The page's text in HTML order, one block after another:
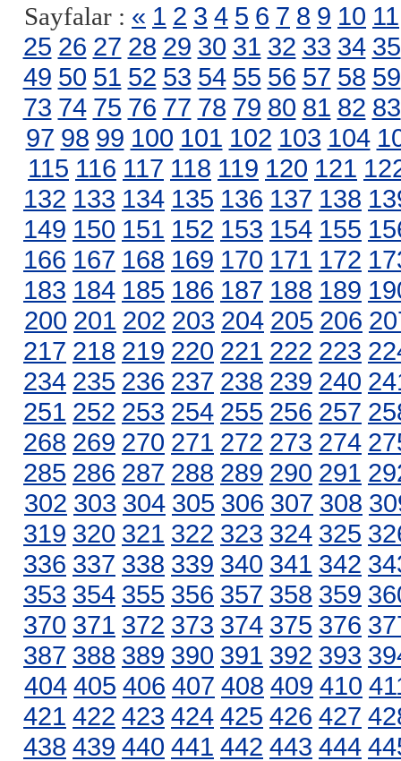
Sayfalar : « 1 2 3 4 5 6 7 8 9 10 11
25 26 27 28 29 30 31 32 33 34 35
49 50 51 52 53 54 55 56 57 58 59
73 74 75 76 77 78 79 80 81 82 83
97 98 99 100 101 102 103 104
115 116 117 118 119 120 121
132 133 134 135 136 137 138
149 150 151 152 153 154 155
166 167 168 169 170 171 172
183 184 185 186 187 188 189
200 201 202 203 204 205 206
217 218 219 220 221 222 223
234 235 236 237 238 239 240
251 252 253 254 255 256 257
268 269 270 271 272 273 274
285 286 287 288 289 290 291
302 303 304 305 306 307 308
319 320 321 322 323 324 325
336 337 338 339 340 341 342
353 354 355 356 357 358 359
370 371 372 373 374 375 376
387 388 389 390 391 392 393
404 405 406 407 408 409 410
421 422 423 424 425 426 427
438 439 440 441 442 443 444